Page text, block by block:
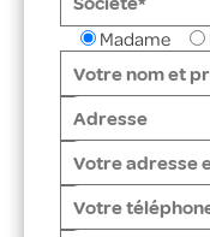
Madame